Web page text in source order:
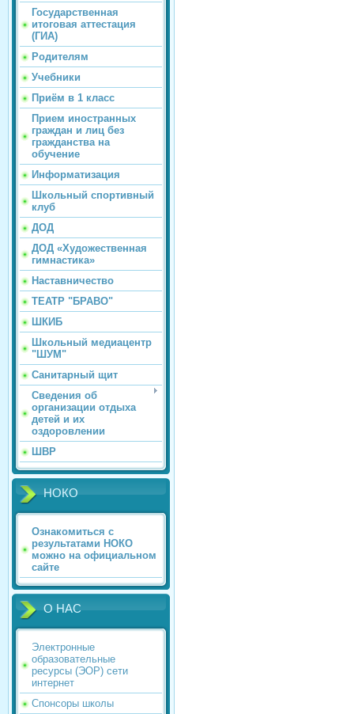
Государственная
итоговая аттестация
(ГИА)
Родителям
Учебники
Приём в 1 класс
Прием иностранных
граждан и лиц без
гражданства на
обучение
Информатизация
Школьный спортивный
клуб
ДОД
ДОД «Художественная
гимнастика»
Наставничество
ТЕАТР "БРАВО"
ШКИБ
Школьный медиацентр
"ШУМ"
Санитарный щит
Сведения об
организации отдыха
детей и их
оздоровлении
ШВР
НОКО
Ознакомиться с
результатами НОКО
можно на официальном
сайте
О НАС
Электронные
образовательные
ресурсы (ЭОР) сети
интернет
Спонсоры школы